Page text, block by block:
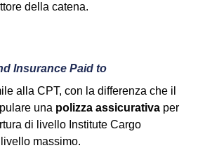
della catena.
Insurance Paid to
alla CPT, con la differenza che il
una polizza assicurativa per
di livello Institute Cargo
massimo.